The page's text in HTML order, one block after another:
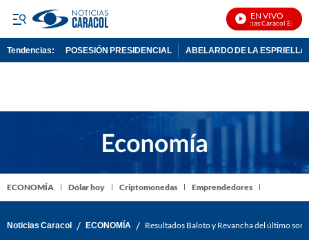
EN VIVO
Noticias Caracol En Vivo
Tendencias: POSESIÓN PRESIDENCIAL ABELARDO DE LA ESPRIELLA
ECONOMÍA Dólar hoy Criptomonedas Emprendedores
Noticias Caracol / ECONOMÍA / Resultados Baloto y Revancha del último